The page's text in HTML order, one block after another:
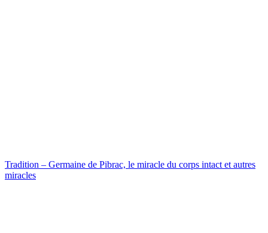
Tradition – Germaine de Pibrac, le miracle du corps intact et autres
miracles